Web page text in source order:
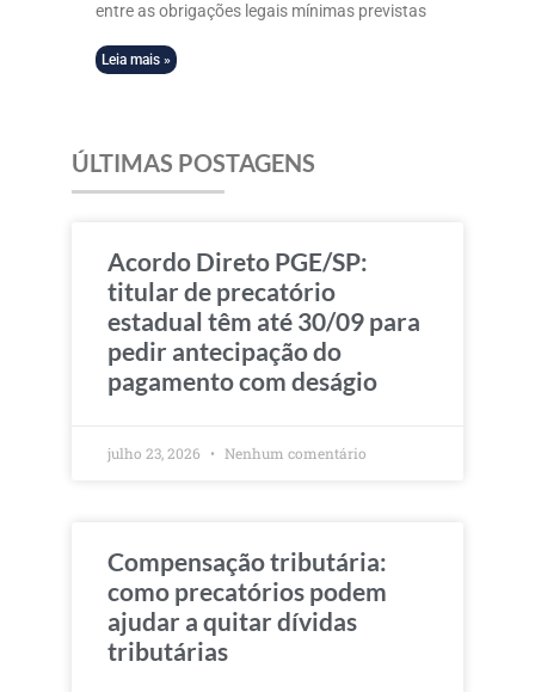
entre as obrigações legais mínimas previstas
Leia mais »
ÚLTIMAS POSTAGENS
Acordo Direto PGE/SP:
titular de precatório
estadual têm até 30/09 para
pedir antecipação do
pagamento com deságio
julho 23, 2026 Nenhum comentário
Compensação tributária:
como precatórios podem
ajudar a quitar dívidas
tributárias